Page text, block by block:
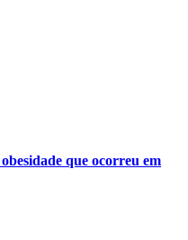
que ocorreu em